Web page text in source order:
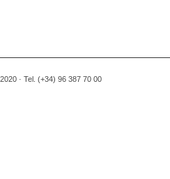
· Tel. (+34) 96 387 70 00